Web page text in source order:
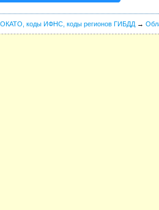
ОКАТО, коды ИФНС, коды регионов ГИБДД →